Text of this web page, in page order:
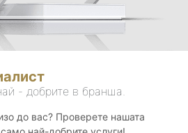
- добрите в бранша.
до вас? Проверете нашата